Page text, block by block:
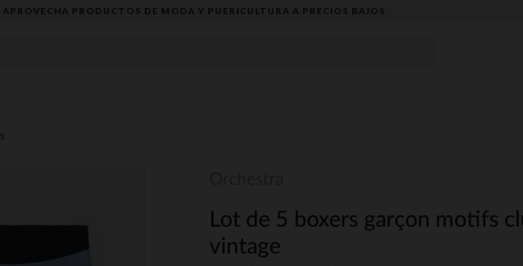
PRODUCTOS DE MODA Y PUERICULTURA A PRECIOS BAJOS
Lot de 5 boxers garçon motifs
vintage